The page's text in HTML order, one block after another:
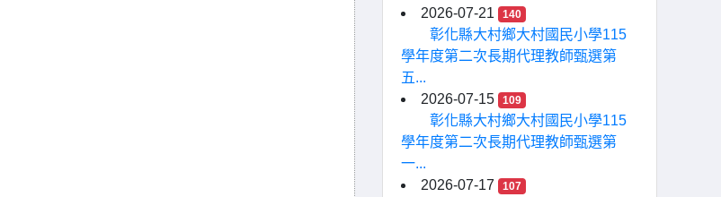
2026-07-21
140
彰化縣大村鄉大村國民小學115
學年度第二次長期代理教師甄選第
五...
2026-07-15
109
彰化縣大村鄉大村國民小學115
學年度第二次長期代理教師甄選第
一...
2026-07-17
107